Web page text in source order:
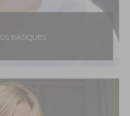
BASIQUES